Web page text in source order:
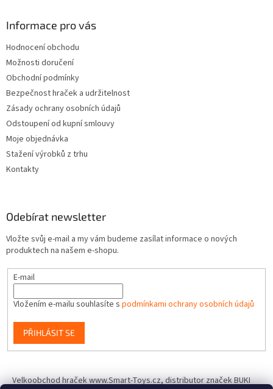
Informace pro vás
Hodnocení obchodu
Možnosti doručení
Obchodní podmínky
Bezpečnost hraček a udržitelnost
Zásady ochrany osobních údajů
Odstoupení od kupní smlouvy
Moje objednávka
Stažení výrobků z trhu
Kontakty
Odebírat newsletter
Vložte svůj e-mail a my vám budeme zasílat informace o nových
produktech na našem e-shopu.
E-mail
Vložením e-mailu souhlasíte s podmínkami ochrany osobních údajů
PŘIHLÁSIT SE
Velkoobchod hraček www.Smart-Toys.cz, distributor značek BUKI